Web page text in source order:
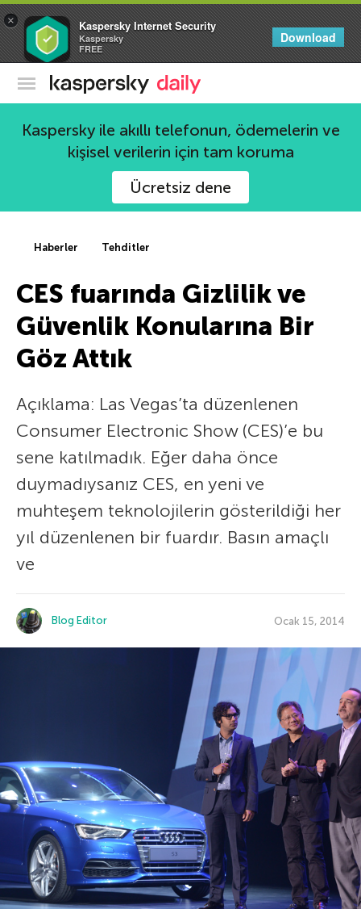
× Kaspersky Internet Security
Kaspersky
FREE
Download
Kaspersky Resmi Blogu
Kaspersky ile akıllı telefonun, ödemelerin ve
kişisel verilerin için tam koruma
Ücretsiz dene
Haberler Tehditler
CES fuarında Gizlilik ve
Güvenlik Konularına Bir
Göz Attık
Açıklama: Las Vegas’ta düzenlenen
Consumer Electronic Show (CES)’e bu
sene katılmadık. Eğer daha önce
duymadıysanız CES, en yeni ve
muhteşem teknolojilerin gösterildiği her
yıl düzenlenen bir fuardır. Basın amaçlı
ve
Blog Editor Ocak 15, 2014